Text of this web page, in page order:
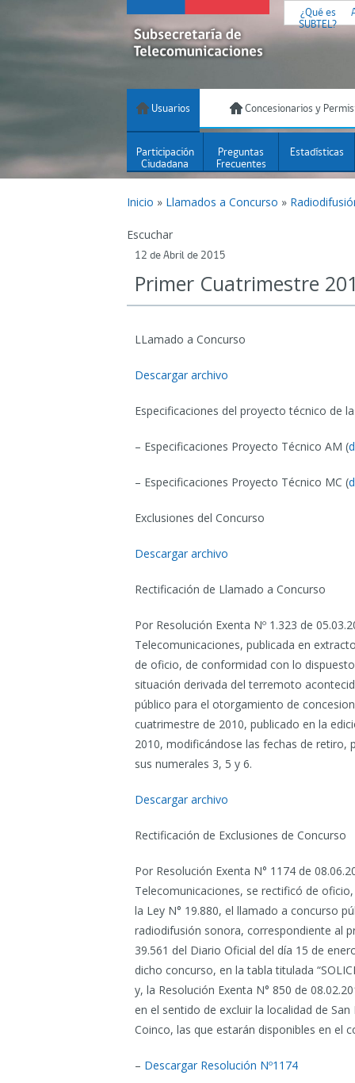
¿Qué es
SUBTEL?
Usuarios Concesionarios y
Participación
Ciudadana
Preguntas
Frecuentes
Estadísticas
Inicio » Llamados a Concurso »
Escuchar
12 de Abril de 2015
Primer Cuatrimestre
LLamado a Concurso
Descargar archivo
Especificaciones del proyecto técnico de
– Especificaciones Proyecto Técnico AM (
– Especificaciones Proyecto Técnico MC (
Exclusiones del Concurso
Descargar archivo
Rectificación de Llamado a Concurso
Por Resolución Exenta Nº 1.323 de
Telecomunicaciones, publicada en
de oficio, de conformidad con lo
situación derivada del terremoto
público para el otorgamiento de
cuatrimestre de 2010, publicado en la
2010, modificándose las fechas de retiro,
sus numerales 3, 5 y 6.
Descargar archivo
Rectificación de Exclusiones de Concurso
Por Resolución Exenta N° 1174 de
Telecomunicaciones, se rectificó de
la Ley N° 19.880, el llamado a concurso
radiodifusión sonora, correspondiente al
39.561 del Diario Oficial del día 15 de
dicho concurso, en la tabla titulada
y, la Resolución Exenta N° 850 de
en el sentido de excluir la localidad de
Coinco, las que estarán disponibles en el
– Descargar Resolución Nº1174